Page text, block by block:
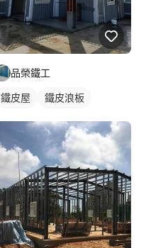
品榮鐵工
鐵皮屋 鐵皮浪板